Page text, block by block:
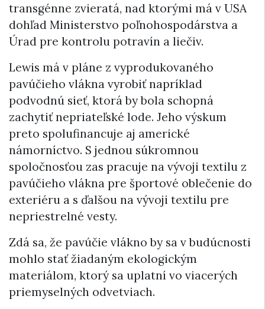
transgénne zvieratá, nad ktorými má v USA
dohľad Ministerstvo poľnohospodárstva a
Úrad pre kontrolu potravín a liečiv.
Lewis má v pláne z vyprodukovaného
pavúčieho vlákna vyrobiť napríklad
podvodnú sieť, ktorá by bola schopná
zachytiť nepriateľské lode. Jeho výskum
preto spolufinancuje aj americké
námorníctvo. S jednou súkromnou
spoločnosťou zas pracuje na vývoji textilu z
pavúčieho vlákna pre športové oblečenie do
exteriéru a s ďalšou na vývoji textilu pre
nepriestrelné vesty.
Zdá sa, že pavúčie vlákno by sa v budúcnosti
mohlo stať žiadaným ekologickým
materiálom, ktorý sa uplatní vo viacerých
priemyselných odvetviach.